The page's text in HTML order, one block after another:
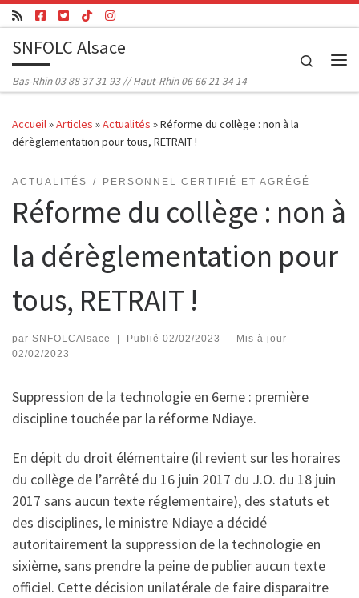
Passer au contenu
SNFOLC Alsace
Bas-Rhin 03 88 37 31 93 // Haut-Rhin 06 66 21 34 14
Search
Accueil»Articles »Actualités »Réforme du collège : non à la
dérèglementation pour tous, RETRAIT !
ACTUALITÉS PERSONNEL CERTIFIÉ ET AGRÉGÉ
Réforme du collège : non à
la dérèglementation pour
tous, RETRAIT !
par SNFOLCAlsace Publié 02/02/2023 -
Mis à jour
02/02/2023
Suppression de la technologie en 6eme : première
discipline touchée par la réforme Ndiaye.
En dépit du droit élémentaire (il revient sur les horaires
du collège de l’arrêté du 16 juin 2017 du J.O. du 18 juin
2017 sans aucun texte réglementaire), des statuts et
des disciplines, le ministre Ndiaye a décidé
autoritairement la suppression de la technologie en
sixième, sans prendre la peine de publier aucun texte
officiel. Cette décision unilatérale de faire disparaitre